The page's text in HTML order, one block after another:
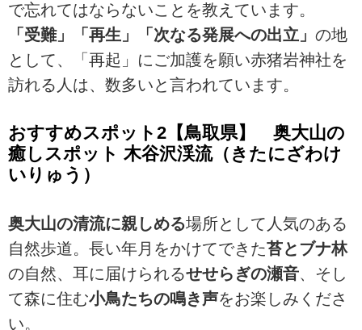
で忘れてはならないことを教えています。
「受難」「再生」「次なる発展への出立」 の地
として、「再起」にご加護を願い赤猪岩神社を
訪れる人は、数多いと言われています。
おすすめスポット2【鳥取県】 奥大山の
癒しスポット 木谷沢渓流（きたにざわけ
いりゅう）
奥大山の清流に親しめる場所として人気のある
自然歩道。長い年月をかけてできた苔とブナ林
の自然、耳に届けられるせせらぎの瀬音、そし
て森に住む小鳥たちの鳴き声をお楽しみくださ
い。